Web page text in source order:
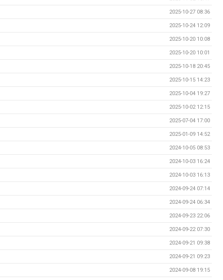
2025-10-27 08:36
2025-10-24 12:09
2025-10-20 10:08
2025-10-20 10:01
2025-10-18 20:45
2025-10-15 14:23
2025-10-04 19:27
2025-10-02 12:15
2025-07-04 17:00
2025-01-09 14:52
2024-10-05 08:53
2024-10-03 16:24
2024-10-03 16:13
2024-09-24 07:14
2024-09-24 06:34
2024-09-23 22:06
2024-09-22 07:30
2024-09-21 09:38
2024-09-21 09:23
2024-09-08 19:15